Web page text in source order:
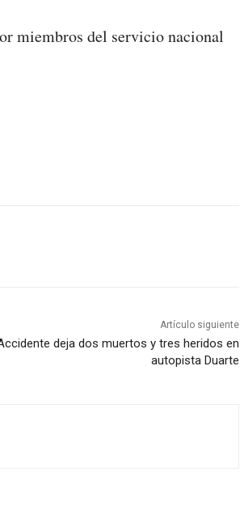
miembros del servicio nacional
Artículo siguiente
deja dos muertos y tres heridos en
autopista Duarte